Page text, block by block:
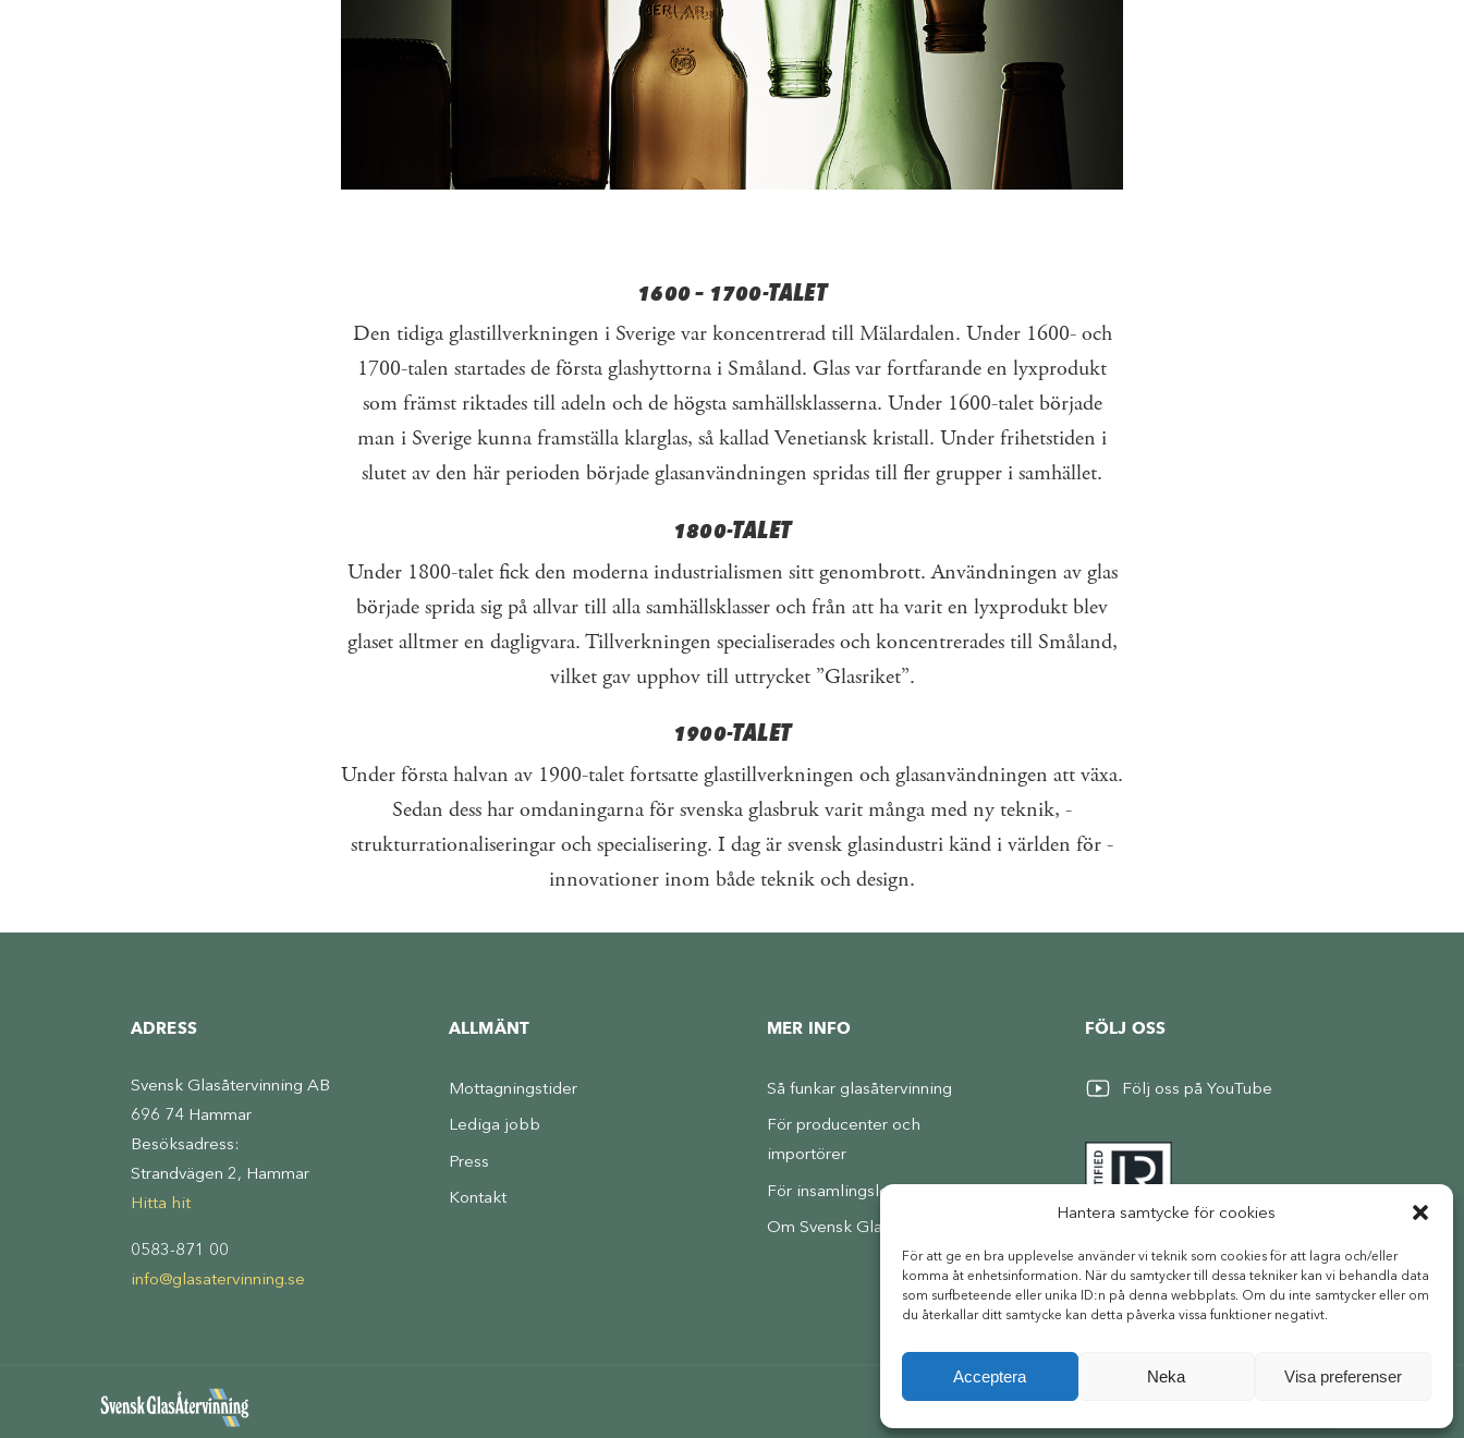
Hantera samtycke för cookies
För att ge en bra upplevelse använder vi teknik som cookies för att lagra och/eller
komma åt enhetsinformation. När du samtycker till dessa tekniker kan vi behandla data
som surfbeteende eller unika ID:n på denna webbplats. Om du inte samtycker eller om
du återkallar ditt samtycke kan detta påverka vissa funktioner negativt.
Acceptera Neka Visa preferenser
1600 – 1700-TALET
Den tidiga glastillverkningen i Sverige var koncentrerad till ­Mälardalen. ­Under 1600- och
1700-talen startades de första glashyttorna i ­Småland. Glas var ­fortfarande en lyxprodukt
som främst riktades till adeln och de högsta samhällsklasserna. Under 1600-talet började
man i ­Sverige ­kunna ­framställa ­klarglas, så kallad Venetiansk kristall. Under ­frihetstiden i
slutet av den här ­perioden började glasanvändningen ­spridas till fler grupper i samhället.
1800-TALET
Under 1800-talet fick den moderna industrialismen sitt genombrott. ­Användningen av glas
började sprida sig på allvar till alla samhälls­klasser ­och från att ha varit en lyxprodukt blev
glaset alltmer en ­dagligvara. Tillverkningen specialiserades och koncentrerades till ­Småland,
vilket gav upphov till uttrycket ”Glasriket”.
1900-TALET
Under första halvan av 1900-talet fortsatte glastillverkningen och glas­­­använd­ningen att växa.
Sedan dess har omdaningarna för ­svenska glasbruk varit många med ny teknik, ­
strukturrationaliseringar och specialisering. I dag är svensk glasindustri känd i världen för ­
innovationer inom både teknik och design.
ADRESS
Svensk Glasåtervinning AB
696 74 Hammar
Besöksadress:
Strandvägen 2, Hammar
Hitta hit
0583-871 00
info@glasatervinning.se
ALLMÄNT
Mottagningstider
Lediga jobb
Press
Kontakt
MER INFO
Så funkar glasåtervinning
För producenter och
importörer
För insamlingsleverantörer
Om Svensk Glasåtervinning
FÖLJ OSS
Följ oss på YouTube